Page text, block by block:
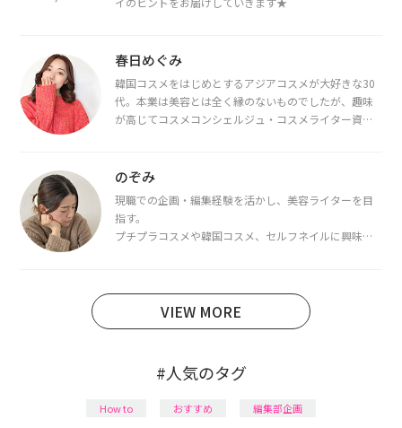
春日めぐみ
韓国コスメをはじめとするアジアコスメが大好きな30
代。本業は美容とは全く縁のないものでしたが、趣味
が高じてコスメコンシェルジュ・コスメライター資格
断・骨格診断によるイメージコンサルティングも行っ
のぞみ
現職での企画・編集経験を活かし、美容ライターを目
指す。
プチプラコスメや韓国コスメ、セルフネイルに興味が
日本化粧品検定1級保有。
VIEW MORE
#人気のタグ
How to おすすめ
編集部企画